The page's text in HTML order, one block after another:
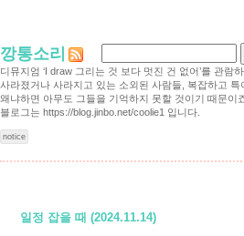
깡통소리
디뮤지엄 ‘I draw 그리는 것 보다 멋진 건 없어’를 관람
사라졌거나 사라지고 있는 소외된 사람들, 복잡하고
왜냐하면 아무도 그들을 기억하지 못할 것이기 때문이
블로그는 https://blog.jinbo.net/coolie1 입니다.
notice
일정 잡을 때 (2024.11.14)